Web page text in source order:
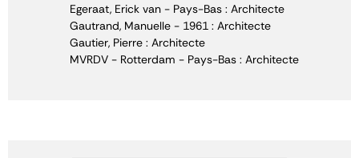
Egeraat, Erick van - Pays-Bas : Architecte
Gautrand, Manuelle - 1961 : Architecte
Gautier, Pierre : Architecte
MVRDV - Rotterdam - Pays-Bas : Architecte